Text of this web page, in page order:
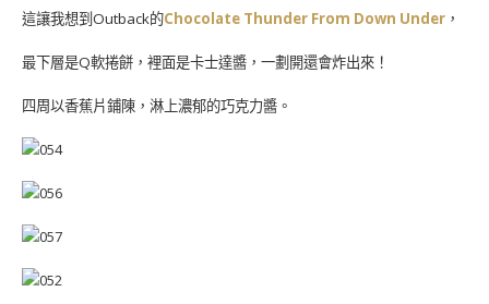
這讓我想到Outback的Chocolate Thunder From Down Under ，
最下層是Q軟捲餅，裡面是卡士達醬，一劃開還會炸出來！
四周以香蕉片鋪陳，淋上濃郁的巧克力醬。